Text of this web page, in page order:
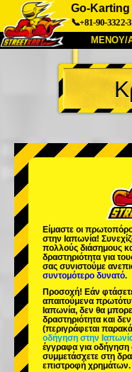
Go-
📞+81-90-3322-
ΜΕΝΟΥ/
Σχετικά
Εταιρεία
Τόκιο Σινάγαουα #1
Τόκιο Ακίχαμπαρα #2
Τόκιο Σιμπούγια Annex
Τόκιο Ασακούσα
Είμαστε οι
στην Ιαπωνία!
πολλούς διάσημους
δραστηριότητα για
σας συνιστούμε
συντομότερο δυνατό.
Προσοχή! Εάν
απαιτούμενα
Ιαπωνία, δεν θα
δραστηριότητα και
(περιγράφεται
οδήγηση στην
έγγραφα για οδήγηση
συμμετάσχετε στη
επιστροφή χρημάτων.